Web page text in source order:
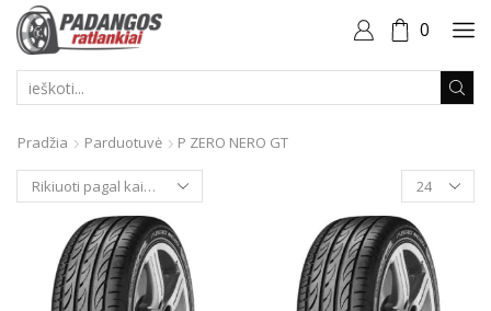
0
Pradžia Parduotuvė
P ZERO NERO GT
Produktai
puslapyje